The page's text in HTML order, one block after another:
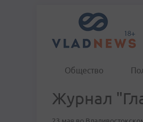
Общество
Журнал